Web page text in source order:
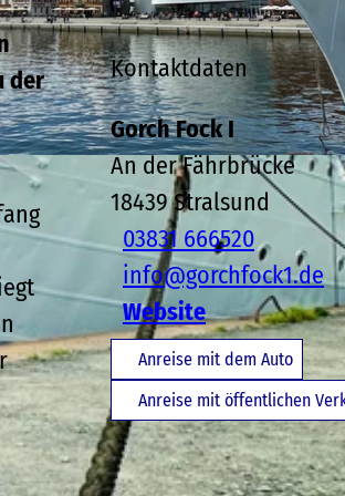
der
Kontaktdaten
Gorch Fock I
An der Fährbrücke
18439Stralsund
03831 666520
info@gorchfock1.de
Website
Anreise mit dem Auto
Anreise mit öffentlichen